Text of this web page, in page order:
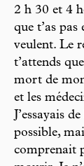
2 h 30 et 4
que t’as
veulent. Le
t’attends
mort de
et les
J’essayais
possible,
comprenait